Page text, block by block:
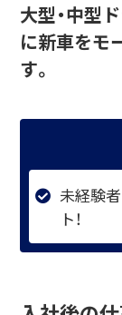
大型・中型
に新車をモ
す。
未経験
ト！